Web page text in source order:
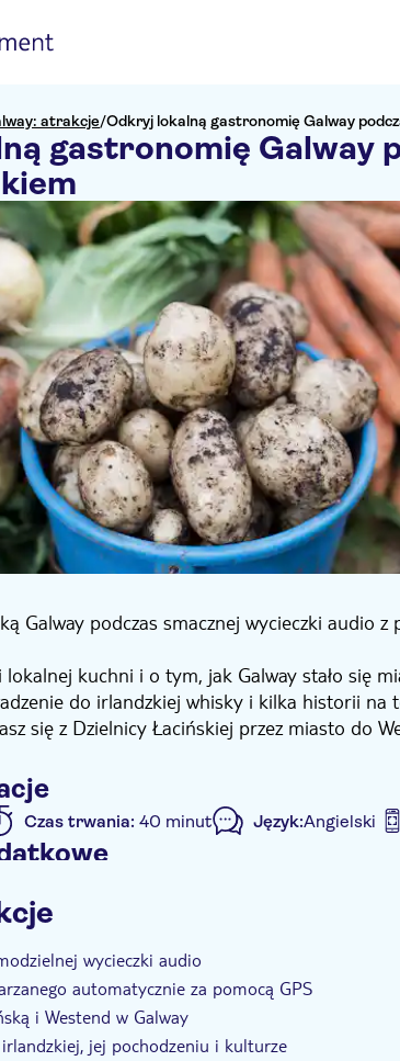
atrakcje/Odkryj lokalną gastronomię Galway
gastronomię Galway
Galway podczas smacznej wycieczki audio
kuchni i o tym, jak Galway stało się
do irlandzkiej whisky i kilka historii na
się z Dzielnicy Łacińskiej przez miasto do
można odtwarzać na miejscu
odtwarzanie GPS.
Czas trwania: 40 minut Język:Angielski
wycieczki audio
automatycznie za pomocą GPS
i Westend w Galway
jej pochodzeniu i kulturze